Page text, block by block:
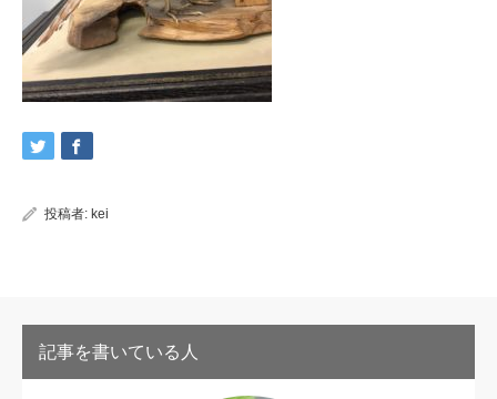
投稿者: kei
記事を書いている人